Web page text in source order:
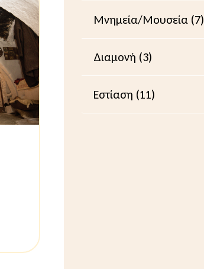
Μνημεία/Μουσεία (7)
Διαμονή (3)
Εστίαση (11)